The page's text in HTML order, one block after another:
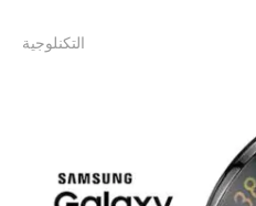
التكنلوجية